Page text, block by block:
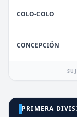
COLO-COLO
CONCEPCIÓN
PRIMERA